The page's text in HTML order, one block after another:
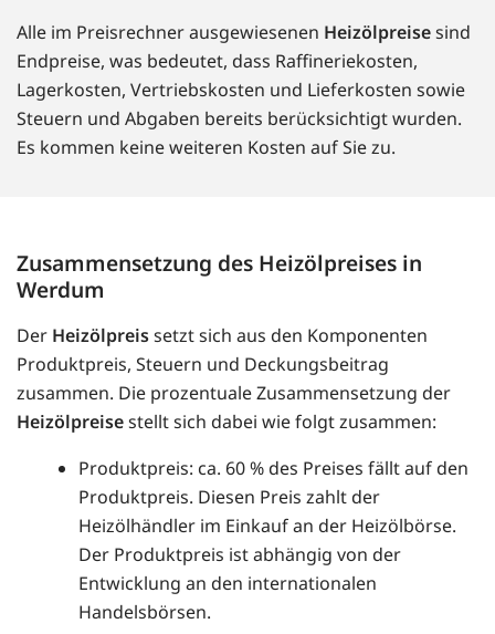
Alle im Preisrechner ausgewiesenen Heizölpreisesind
Endpreise, was bedeutet, dass Raffineriekosten,
Lagerkosten, Vertriebskosten und Lieferkosten sowie
Steuern und Abgaben bereits berücksichtigt wurden.
Es kommen keine weiteren Kosten auf Sie zu.
Zusammensetzung des Heizölpreises in
Werdum
Der Heizölpreissetzt sich aus den Komponenten
Produktpreis, Steuern und Deckungsbeitrag
zusammen. Die prozentuale Zusammensetzung der
Heizölpreisestellt sich dabei wie folgt zusammen:
Produktpreis: ca. 60 % des Preises fällt auf den
Produktpreis. Diesen Preis zahlt der
Heizölhändler im Einkauf an der Heizölbörse.
Der Produktpreis ist abhängig von der
Entwicklung an den internationalen
Handelsbörsen.